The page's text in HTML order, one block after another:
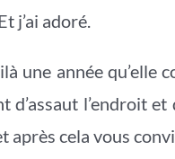
j’ai adoré.
une année qu’elle
d’assaut l’endroit
après cela vous